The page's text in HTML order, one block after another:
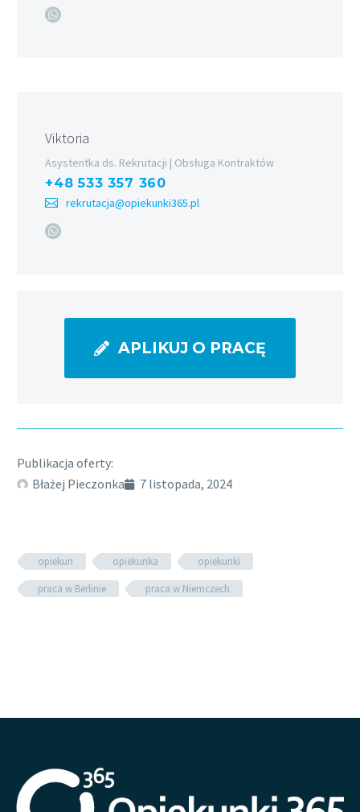
Viktoria
Asystentka ds. Rekrutacji | Obsługa Kontraktów
+48 533 357 360
rekrutacja@opiekunki365.pl
APLIKUJ O PRACĘ
Publikacja oferty:
Błażej Pieczonka
7 listopada, 2024
opiekun opiekunka
opiekunki
praca w Berlinie
praca w Niemczech